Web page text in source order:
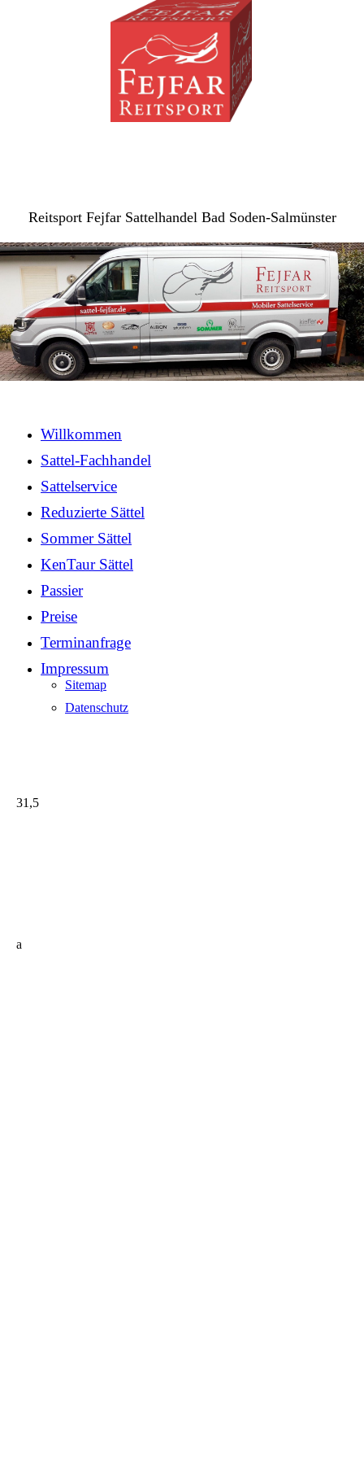
Reitsport Fejfar Sattelhandel Bad Soden-Salmünster
Willkommen
Sattel-Fachhandel
Sattelservice
Reduzierte Sättel
Sommer Sättel
KenTaur Sättel
Passier
Preise
Terminanfrage
Impressum
Sitemap
Datenschutz
31,5
a